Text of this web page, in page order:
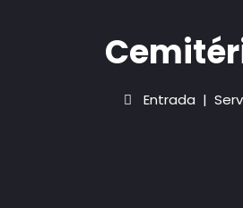
Entrada